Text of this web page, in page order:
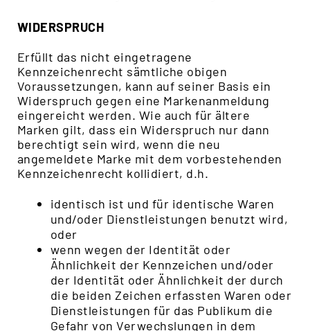
WIDERSPRUCH
Erfüllt das nicht eingetragene
Kennzeichenrecht sämtliche obigen
Voraussetzungen, kann auf seiner Basis ein
Widerspruch gegen eine Markenanmeldung
eingereicht werden. Wie auch für ältere
Marken gilt, dass ein Widerspruch nur dann
berechtigt sein wird, wenn die neu
angemeldete Marke mit dem vorbestehenden
Kennzeichenrecht kollidiert, d.h.
identisch ist und für identische Waren
und/oder Dienstleistungen benutzt wird,
oder
wenn wegen der Identität oder
Ähnlichkeit der Kennzeichen und/oder
der Identität oder Ähnlichkeit der durch
die beiden Zeichen erfassten Waren oder
Dienstleistungen für das Publikum die
Gefahr von Verwechslungen in dem